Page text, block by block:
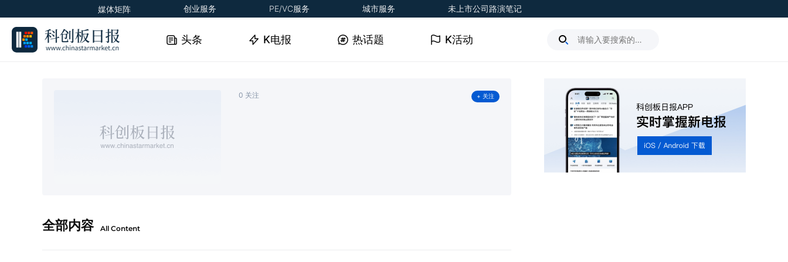
媒体矩阵 创业服务 PE/VC服务 城市服务 未上市公司路演笔记
头条 K电报 热话题 K活动
0 关注 + 关注
全部内容 All Content